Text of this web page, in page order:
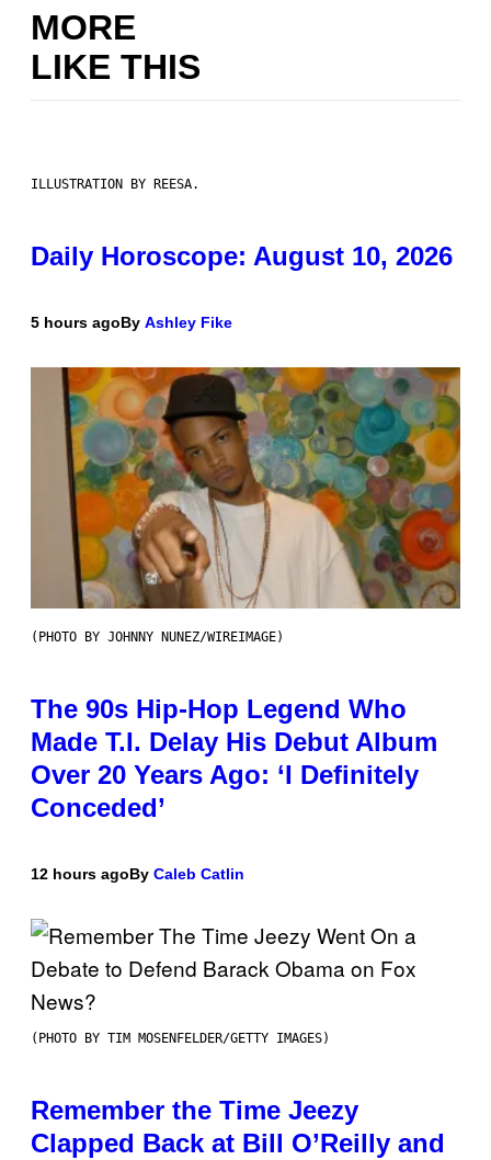
MORE
LIKE THIS
ILLUSTRATION BY REESA.
Daily Horoscope: August 10, 2026
5 hours agoBy Ashley Fike
(PHOTO BY JOHNNY NUNEZ/WIREIMAGE)
The 90s Hip-Hop Legend Who
Made T.I. Delay His Debut Album
Over 20 Years Ago: ‘I Definitely
Conceded’
12 hours agoBy Caleb Catlin
(PHOTO BY TIM MOSENFELDER/GETTY IMAGES)
Remember the Time Jeezy
Clapped Back at Bill O’Reilly and